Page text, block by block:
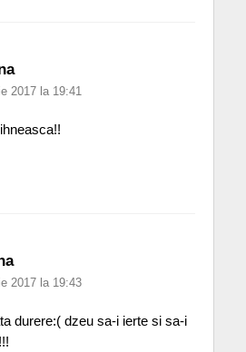
2017 la 19:41
2017 la 19:43
durere:( dzeu sa-i ierte si sa-i